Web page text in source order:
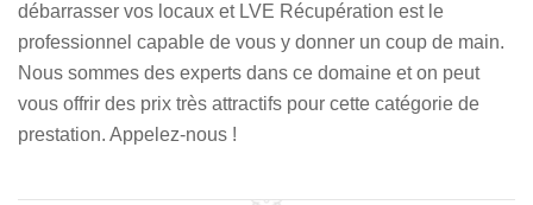
débarrasser vos locaux et LVE Récupération est le
professionnel capable de vous y donner un coup de main.
Nous sommes des experts dans ce domaine et on peut
vous offrir des prix très attractifs pour cette catégorie de
prestation. Appelez-nous !